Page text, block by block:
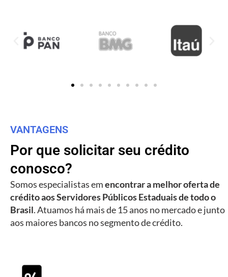
VANTAGENS
Por que solicitar seu crédito
conosco?
Somos especialistas emencontrar a melhor oferta de
crédito aos Servidores Públicos Estaduais de todo o
Brasil. Atuamos há mais de 15 anos no mercado e junto
aos maiores bancos no segmento de crédito.